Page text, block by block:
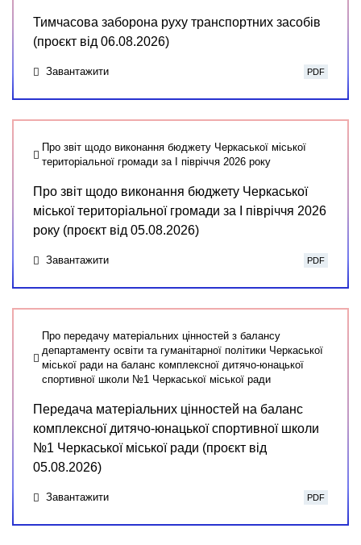
Тимчасова заборона руху транспортних засобів
(проєкт від 06.08.2026)
Завантажити PDF
Про звіт щодо виконання бюджету Черкаської міської
територіальної громади за І півріччя 2026 року
Про звіт щодо виконання бюджету Черкаської
міської територіальної громади за І півріччя 2026
року (проєкт від 05.08.2026)
Завантажити PDF
Про передачу матеріальних цінностей з балансу
департаменту освіти та гуманітарної політики Черкаської
міської ради на баланс комплексної дитячо-юнацької
спортивної школи №1 Черкаської міської ради
Передача матеріальних цінностей на баланс
комплексної дитячо-юнацької спортивної школи
№1 Черкаської міської ради (проєкт від
05.08.2026)
Завантажити PDF